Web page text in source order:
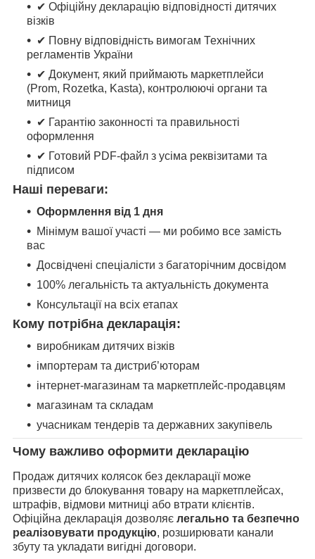
✔ Офіційну декларацію відповідності дитячих
візків
✔ Повну відповідність вимогам Технічних
регламентів України
✔ Документ, який приймають маркетплейси
(Prom, Rozetka, Kasta), контролюючі органи та
митниця
✔ Гарантію законності та правильності
оформлення
✔ Готовий PDF-файл з усіма реквізитами та
підписом
Наші переваги:
Оформлення від 1 дня
Мінімум вашої участі — ми робимо все замість
вас
Досвідчені спеціалісти з багаторічним досвідом
100% легальність та актуальність документа
Консультації на всіх етапах
Кому потрібна декларація:
виробникам дитячих візків
імпортерам та дистриб’юторам
інтернет-магазинам та маркетплейс-продавцям
магазинам та складам
учасникам тендерів та державних закупівель
Чому важливо оформити декларацію
Продаж дитячих колясок без декларації може
призвести до блокування товару на маркетплейсах,
штрафів, відмови митниці або втрати клієнтів.
Офіційна декларація дозволяє легально та безпечно
реалізовувати продукцію, розширювати канали
збуту та укладати вигідні договори.